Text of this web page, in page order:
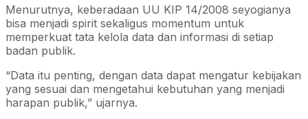
Menurutnya, keberadaan UU KIP 14/2008 seyogianya
bisa menjadi spirit sekaligus momentum untuk
memperkuat tata kelola data dan informasi di setiap
badan publik.
“Data itu penting, dengan data dapat mengatur kebijakan
yang sesuai dan mengetahui kebutuhan yang menjadi
harapan publik,” ujarnya.